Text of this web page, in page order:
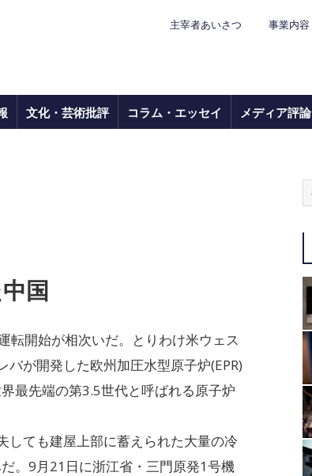
主宰者あいさつ 事業内容
文化・芸術批評 コラム・エッセイ メディア評論
国
開始が相次いだ。とりわけ米ウェス
が開発した欧州加圧水型原子炉(EPR)
最先端の第3.5世代と呼ばれる原子炉
ても建屋上部に蓄えられた大量の冷
。9月21日に浙江省・三門原発1号機